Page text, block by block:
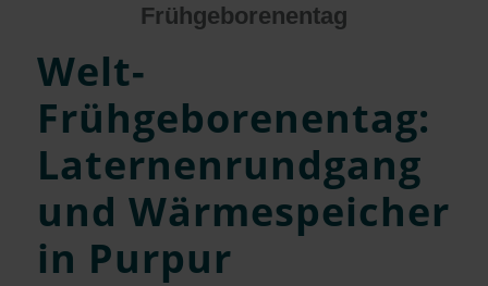
Frühgeborenentag
Welt-
Frühgeborenentag:
Laternenrundgang
und Wärmespeicher
in Purpur